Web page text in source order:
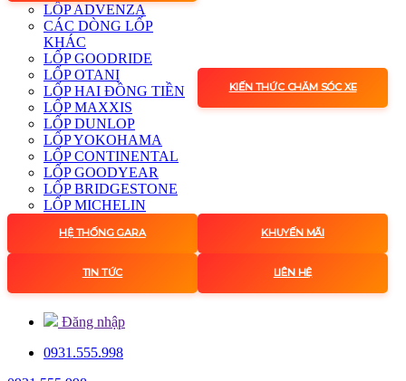
LỐP ADVENZA
CÁC DÒNG LỐP
KHÁC
LỐP GOODRIDE
LỐP OTANI
LỐP HAI ĐỒNG TIỀN
LỐP MAXXIS
LỐP DUNLOP
LỐP YOKOHAMA
LỐP CONTINENTAL
LỐP GOODYEAR
LỐP BRIDGESTONE
LỐP MICHELIN
KIẾN THỨC CHĂM SÓC XE
HỆ THỐNG GARA KHUYẾN MÃI
TIN TỨC LIÊN HỆ
Đăng nhập
0931.555.998